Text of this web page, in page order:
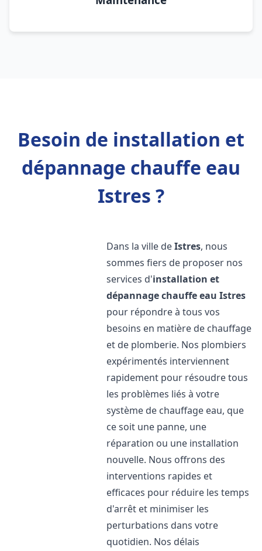
Besoin de installation et
dépannage chauffe eau
Istres ?
Dans la ville deIstres, nous
sommes fiers de proposer nos
services d'installation et
dépannage chauffe eau Istres
pour répondre à tous vos
besoins en matière de chauffage
et de plomberie. Nos plombiers
expérimentés interviennent
rapidement pour résoudre tous
les problèmes liés à votre
système de chauffage eau, que
ce soit une panne, une
réparation ou une installation
nouvelle. Nous offrons des
interventions rapides et
efficaces pour réduire les temps
d'arrêt et minimiser les
perturbations dans votre
quotidien. Nos délais